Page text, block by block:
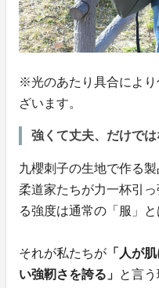
※光のあたり具合によ
ざいます。
強くて丈夫、だけでは
九櫻刺子の生地で作る
柔道家たちが力一杯引
る強度は通常の「服」
それが私たちが 「人が
い強靭さを誇る」 と言